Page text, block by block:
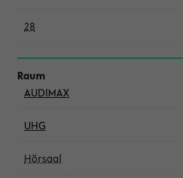
28
AUDIMAX
UHG
Hörsaal